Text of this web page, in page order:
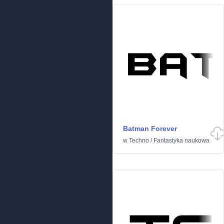
Batman Forever
w Techno / Fantastyka naukowa